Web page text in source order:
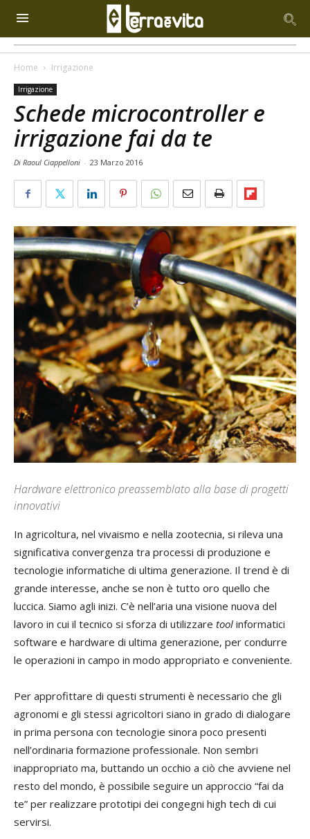
Home Irrigazione
Irrigazione
Schede microcontroller e
irrigazione fai da te
Di Raoul Ciappelloni - 23 Marzo 2016
Hardware elettronico preassemblato alla base di progetti
innovativi
In agricoltura, nel vivaismo e nella zootecnia, si rileva una
significativa convergenza tra processi di produzione e
tecnologie informatiche di ultima generazione. Il trend è di
grande interesse, anche se non è tutto oro quello che
luccica. Siamo agli inizi. C’è nell’aria una visione nuova del
lavoro in cui il tecnico si sforza di utilizzare tool informatici
software e hardware di ultima generazione, per condurre
le operazioni in campo in modo appropriato e conveniente.
Per approfittare di questi strumenti è necessario che gli
agronomi e gli stessi agricoltori siano in grado di dialogare
in prima persona con tecnologie sinora poco presenti
nell’ordinaria formazione professionale. Non sembri
inappropriato ma, buttando un occhio a ciò che avviene nel
resto del mondo, è possibile seguire un approccio “fai da
te” per realizzare prototipi dei congegni high tech di cui
servirsi.